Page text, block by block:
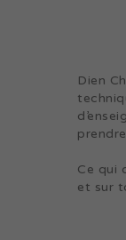
Dien
Ce qui
et sur